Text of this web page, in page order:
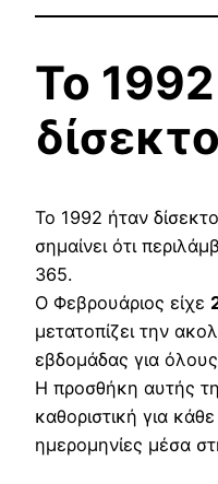
Το
Το 1992 ήταν
σημαίνει ότι
365.
Ο Φεβρουάριος είχε
μετατοπίζει την
εβδομάδας για
Η προσθήκη αυτής
καθοριστική για
ημερομηνίες μέσα